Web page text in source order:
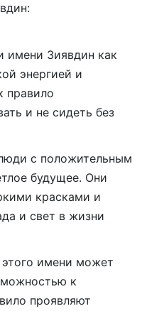
имени Зиявдин как
энергией и
правило
и не сидеть без
с положительным
будущее. Они
красками и
и свет в жизни
этого имени может
к
проявляют